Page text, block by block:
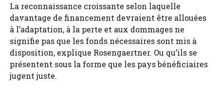
La reconnaissance croissante selon laquelle
davantage de financement devraient être allouées
à l’adaptation, à la perte et aux dommages ne
signifie pas que les fonds nécessaires sont mis à
disposition, explique Rosengaertner. Ou qu’ils se
présentent sous la forme que les pays bénéficiaires
jugent juste.